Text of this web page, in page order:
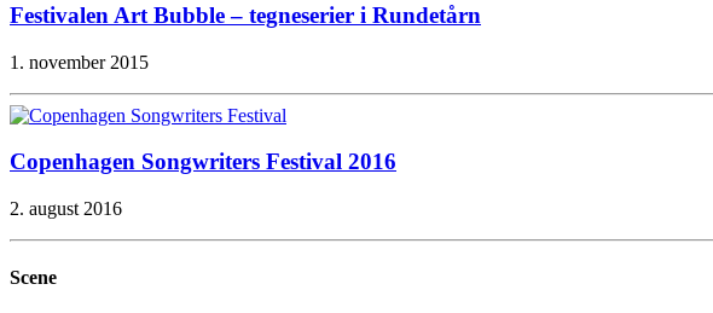
Festivalen Art Bubble – tegneserier i Rundetårn
1. november 2015
Copenhagen Songwriters Festival 2016
2. august 2016
Scene